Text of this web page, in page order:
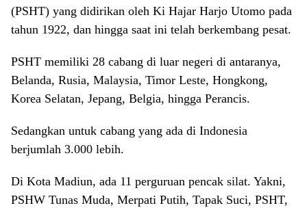
(PSHT) yang didirikan oleh Ki Hajar Harjo Utomo pada
tahun 1922, dan hingga saat ini telah berkembang pesat.
PSHT memiliki 28 cabang di luar negeri di antaranya,
Belanda, Rusia, Malaysia, Timor Leste, Hongkong,
Korea Selatan, Jepang, Belgia, hingga Perancis.
Sedangkan untuk cabang yang ada di Indonesia
berjumlah 3.000 lebih.
Di Kota Madiun, ada 11 perguruan pencak silat. Yakni,
PSHW Tunas Muda, Merpati Putih, Tapak Suci, PSHT,